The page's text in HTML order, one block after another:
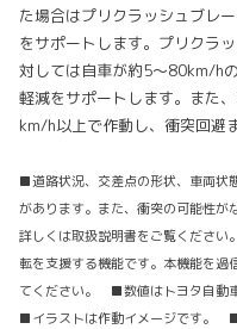
た場合はプリクラッシュブレ
をサポートします。プリクラ
対しては自車が約5〜80km/h
軽減をサポートします。また
km/h以上で作動し、衝突回避
■道路状況、交差点の形状、車両状
があります。また、衝突の可能性が
詳しくは取扱説明書をご覧ください。
転を支援する機能です。本機能を過
てください。 ■数値はトヨタ自動
■イラストは作動イメージです。